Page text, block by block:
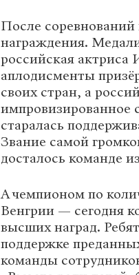
После
награждения.
российская
аплодисменты
своих стран, а
импровизированное
старалась
Звание самой
досталось команде
А чемпионом по
Венгрии — сегодня
высших наград.
поддержке
команды